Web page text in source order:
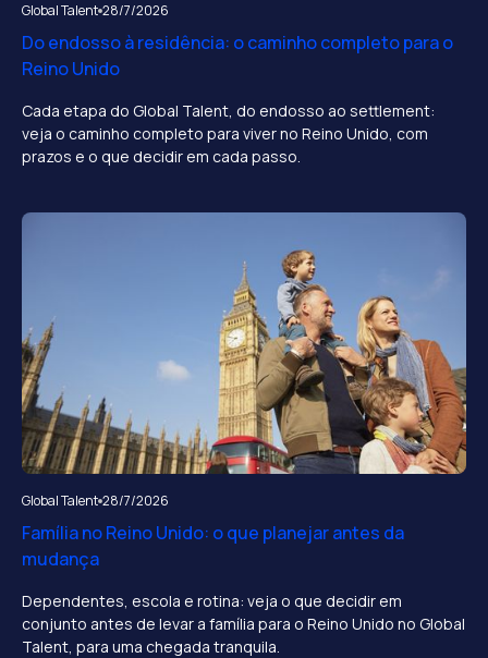
Global Talent 28/7/2026
Do endosso à residência: o caminho completo para o
Reino Unido
Cada etapa do Global Talent, do endosso ao settlement:
veja o caminho completo para viver no Reino Unido, com
prazos e o que decidir em cada passo.
Global Talent 28/7/2026
Família no Reino Unido: o que planejar antes da
mudança
Dependentes, escola e rotina: veja o que decidir em
conjunto antes de levar a família para o Reino Unido no Global
Talent, para uma chegada tranquila.